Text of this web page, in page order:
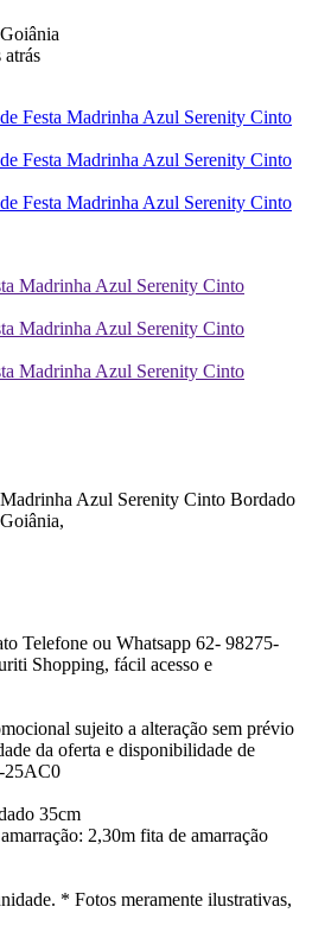
atrás
Azul Serenity Cinto Bordado
Telefone ou Whatsapp 62- 98275-
Shopping, fácil acesso e
sujeito a alteração sem prévio
da oferta e disponibilidade de
25AC0
35cm
2,30m fita de amarração
* Fotos meramente ilustrativas,